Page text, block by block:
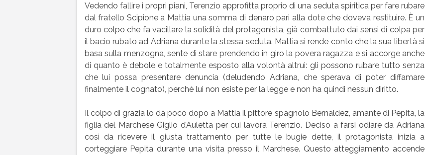
Vedendo fallire i propri piani, Terenzio approfitta proprio di una seduta spiritica per fare rubare
dal fratello Scipione a Mattia una somma di denaro pari alla dote che doveva restituire. È un
duro colpo che fa vacillare la solidità del protagonista, già combattuto dai sensi di colpa per
il bacio rubato ad Adriana durante la stessa seduta. Mattia si rende conto che la sua libertà si
basa sulla menzogna, sente di stare prendendo in giro la povera ragazza e si accorge anche
di quanto è debole e totalmente esposto alla volontà altrui: gli possono rubare tutto senza
che lui possa presentare denuncia (deludendo Adriana, che sperava di poter diffamare
finalmente il cognato), perché lui non esiste per la legge e non ha quindi nessun diritto.
Il colpo di grazia lo dà poco dopo a Mattia il pittore spagnolo Bernaldez, amante di Pepita, la
figlia del Marchese Giglio d’Auletta per cui lavora Terenzio. Deciso a farsi odiare da Adriana
così da ricevere il giusta trattamento per tutte le bugie dette, il protagonista inizia a
corteggiare Pepita durante una visita presso il Marchese. Questo atteggiamento accende